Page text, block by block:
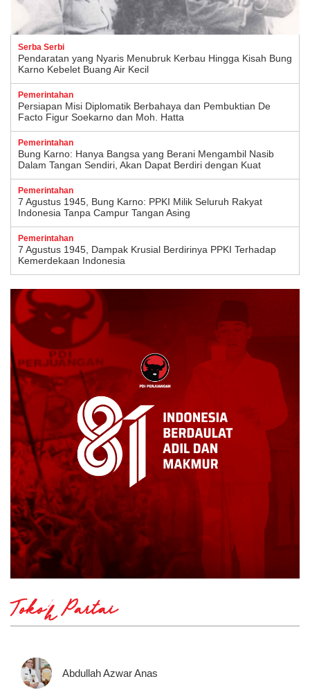
Serba Serbi
Pendaratan yang Nyaris Menubruk Kerbau Hingga Kisah Bung
Karno Kebelet Buang Air Kecil
Pemerintahan
Persiapan Misi Diplomatik Berbahaya dan Pembuktian De
Facto Figur Soekarno dan Moh. Hatta
Pemerintahan
Bung Karno: Hanya Bangsa yang Berani Mengambil Nasib
Dalam Tangan Sendiri, Akan Dapat Berdiri dengan Kuat
Pemerintahan
7 Agustus 1945, Bung Karno: PPKI Milik Seluruh Rakyat
Indonesia Tanpa Campur Tangan Asing
Pemerintahan
7 Agustus 1945, Dampak Krusial Berdirinya PPKI Terhadap
Kemerdekaan Indonesia
Tokoh Partai
Abdullah Azwar Anas